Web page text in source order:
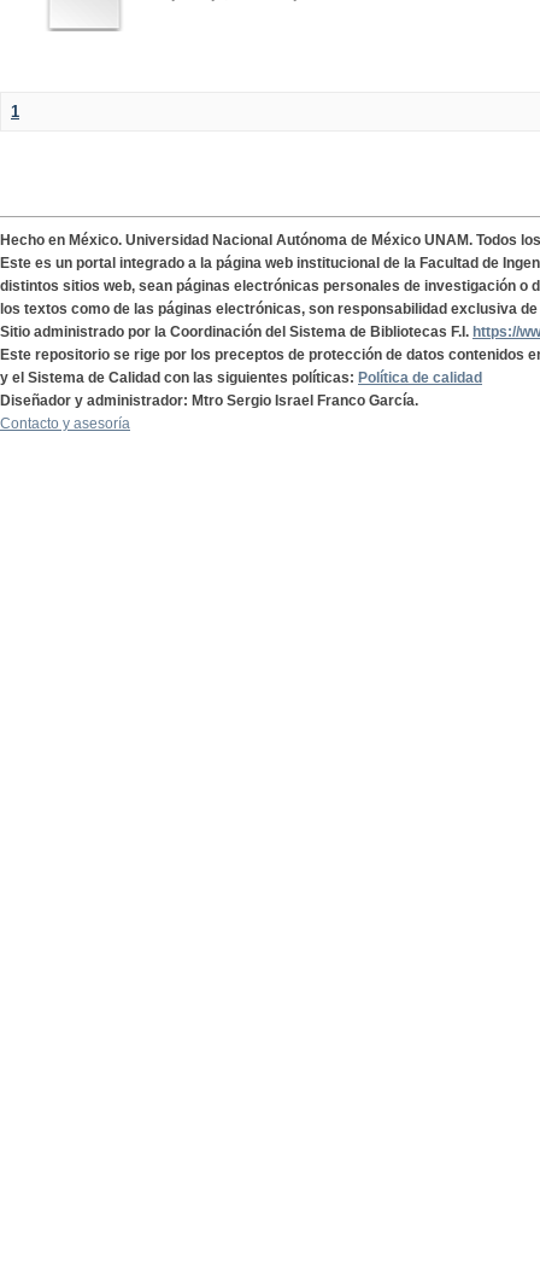
1
Hecho en México. Universidad Nacional Autónoma de México UNAM. Todos
Este es un portal integrado a la página web institucional de la Facultad de
distintos sitios web, sean páginas electrónicas personales de investigación o
los textos como de las páginas electrónicas, son responsabilidad exclusiva
Sitio administrado por la Coordinación del Sistema de Bibliotecas F.I. https://
Este repositorio se rige por los preceptos de protección de datos contenidos
y el Sistema de Calidad con las siguientes políticas: Política de calidad
Diseñador y administrador: Mtro Sergio Israel Franco García.
Contacto y asesoría